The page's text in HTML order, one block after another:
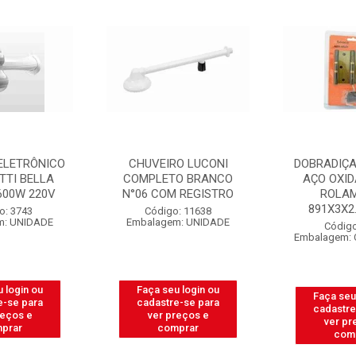
LUCONI
BRANCO
11638
UNIDADE
login ou
se para
e
DOBRADIÇA DE CANTO
AÇO OXIDADO COM
ROLAMENTO
891X3X2.1/2 SIL...
Código: 3569
Faça seu login ou
cadastre-se para
ver preços e
comprar
CABO
ROLO
Faça
ver